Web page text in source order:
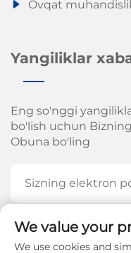
Ovqat
Yangiliklar
Eng so'nggi
bo'lish uchun
Obuna bo'ling
HOZIR
We value your
We use cookies and